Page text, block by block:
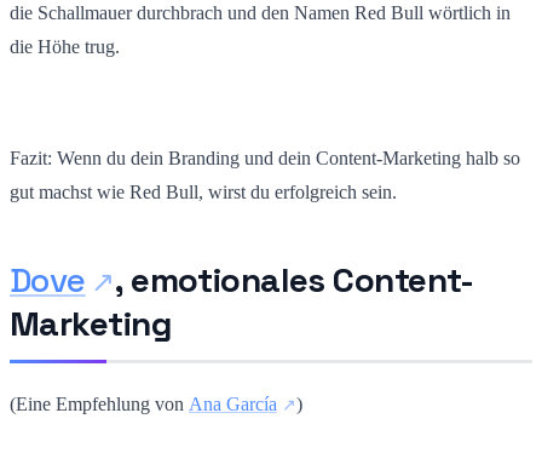
die Schallmauer durchbrach und den Namen Red Bull wörtlich in
die Höhe trug.
Fazit: Wenn du dein Branding und dein Content-Marketing halb so
gut machst wie Red Bull, wirst du erfolgreich sein.
Dove
, emotionales Content-
Marketing
(Eine Empfehlung von Ana García )